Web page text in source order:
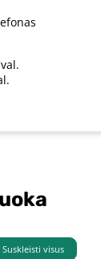
Suskleisti visus